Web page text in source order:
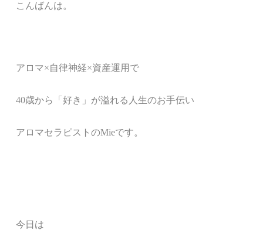
こんばんは。
アロマ×自律神経×資産運用で
40歳から「好き」が溢れる人生のお手伝い
アロマセラピストのMieです。
今日は